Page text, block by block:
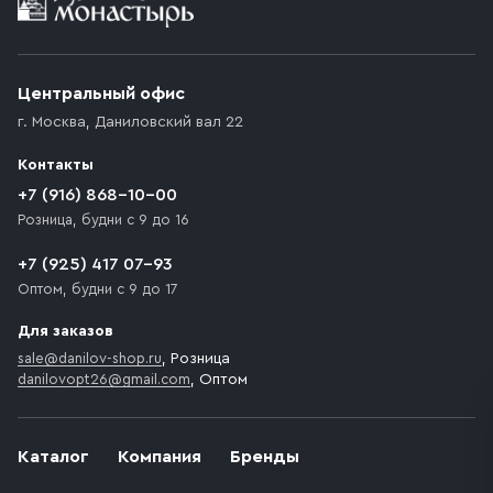
возникают препятствия для подъезда автомобиля,
которое максимально близко к месту запланированной
движения. Если на территории места назначения
доставки предусмотрен платный въезд, то Покупателю
необходимо компенсировать стоимость въезда
Каталог Компания Бренды
Центральный офис
г. Москва, Даниловский вал 22
Контакты
+7 (916) 868-10-00
Розница, будни с 9 до 16
+7 (925) 417 07-93
Оптом, будни с 9 до 17
Для заказов
sale@danilov-shop.ru, Розница
danilovopt26@gmail.com, Оптом